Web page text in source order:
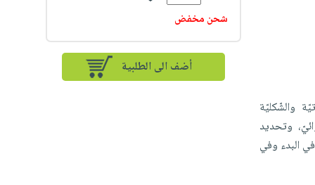
والشّكليّة
وتحديد
البدء وفي
شحن مخفض
أضف الى الطلبية